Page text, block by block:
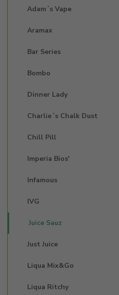
Adam´s Vape
Aramax
Bar Series
Bombo
Dinner Lady
Charlie´s Chalk Dust
Chill Pill
Imperia Bios'
Infamous
IVG
Juice Sauz
Just Juice
Liqua Mix&Go
Liqua Ritchy